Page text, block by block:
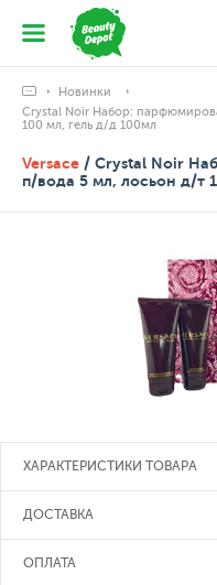
Новинки
Crystal Noir Набор:
100 мл, гель д/д 100мл
Versace / Crystal Noir
п/вода 5 мл, лосьон д/т
ХАРАКТЕРИСТИКИ ТОВАРА
ДОСТАВКА
ОПЛАТА